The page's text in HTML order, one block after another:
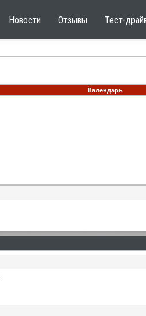
Новости Отзывы Тест-
Календарь